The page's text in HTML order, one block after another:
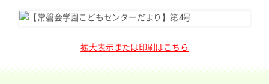
拡大表示または印刷はこちら